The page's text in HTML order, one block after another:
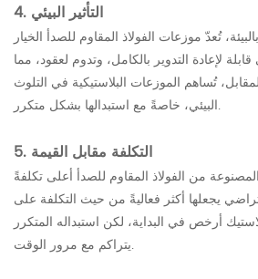
4. التأثير البيئي
تُعدّ موزعات الفولاذ المقاوم للصدأ الخيار
لإعادة التدوير بالكامل، وتدوم لعقود، مما
تُساهم الموزعات البلاستيكية في التلوث
البيئي، خاصةً مع استبدالها بشكل متكرر.
5. التكلفة مقابل القيمة
من الفولاذ المقاوم للصدأ أعلى تكلفةً
يجعلها أكثر فعاليةً من حيث التكلفة على
أرخص في البداية، لكن استبداله المتكرر
يتراكم مع مرور الوقت.